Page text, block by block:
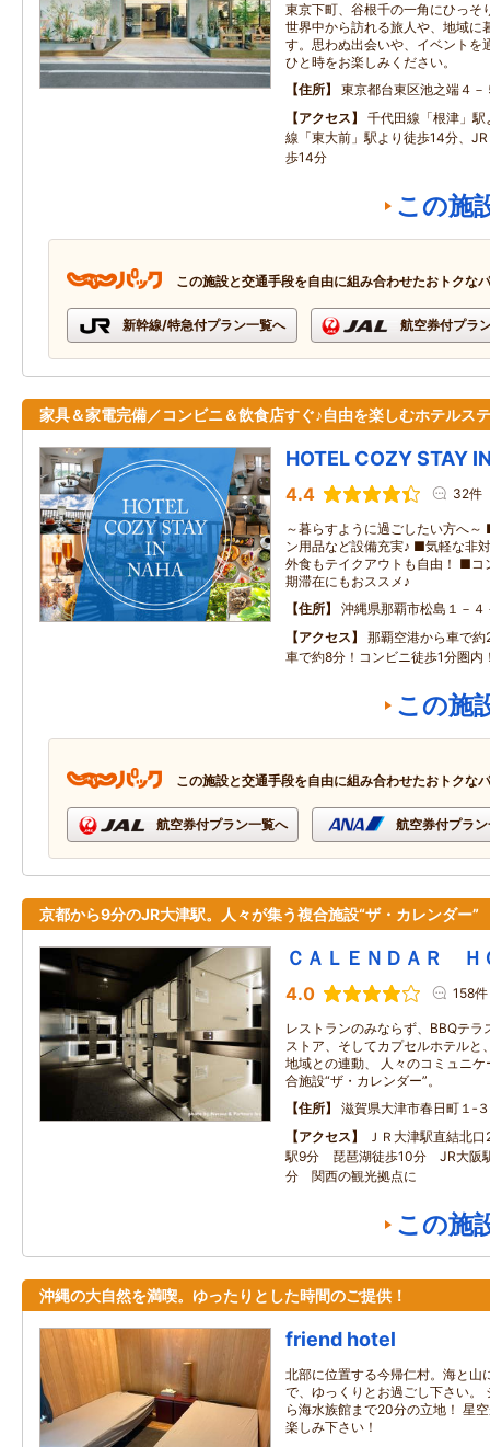
東京下町、谷根千の一角にひっそ
世界中から訪れる旅人や、地域に
す。思わぬ出会いや、イベントを
ひと時をお楽しみください。
住所
東京都台東区池之端４－
アクセス
千代田線「根津」
線「東大前」駅より徒歩14分、
歩14分
この施
この施設と交通手段を自由に組み合わせたおトクな
新幹線/特急付プラン一覧へ 航空券付プラ
家具＆家電完備／コンビニ＆飲食店すぐ♪自由を楽しむホテルス
HOTEL COZY STAY
4.4 32件
～暮らすように過ごしたい方へ
ン用品など設備充実♪ ■気軽な非
外食もテイクアウトも自由！ ■コ
期滞在にもおススメ♪
住所
沖縄県那覇市松島１－４
アクセス
那覇空港から車で
車で約8分！コンビニ徒歩1分圏内
この施
この施設と交通手段を自由に組み合わせたおトクな
航空券付プラン一覧へ 航空券付プラ
京都から9分のJR大津駅。人々が集う複合施設“ザ・カレンダー”
ＣＡＬＥＮＤＡＲ Ｈ
4.0 158件
レストランのみならず、BBQテ
ストア、そしてカプセルホテルと
地域との連動、 人々のコミュニ
合施設“ザ・カレンダー”。
住所
滋賀県大津市春日町１‐
アクセス
ＪＲ大津駅直結北
駅9分 琵琶湖徒歩10分 JR大阪
分 関西の観光拠点に
この施
沖縄の大自然を満喫。ゆったりとした時間のご提供！
friend hotel
北部に位置する今帰仁村。海と山
で、ゆっくりとお過ごし下さい。
ら海水族館まで20分の立地！ 星
楽しみ下さい！